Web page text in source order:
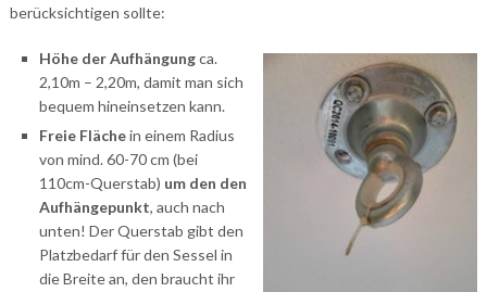
berücksichtigen sollte:
Höhe der Aufhängungca.
2,10m – 2,20m, damit man sich
bequem hineinsetzen kann.
Freie Flächein einem Radius
von mind. 60-70 cm (bei
110cm-Querstab) um den den
Aufhängepunkt, auch nach
unten! Der Querstab gibt den
Platzbedarf für den Sessel in
die Breite an, den braucht ihr